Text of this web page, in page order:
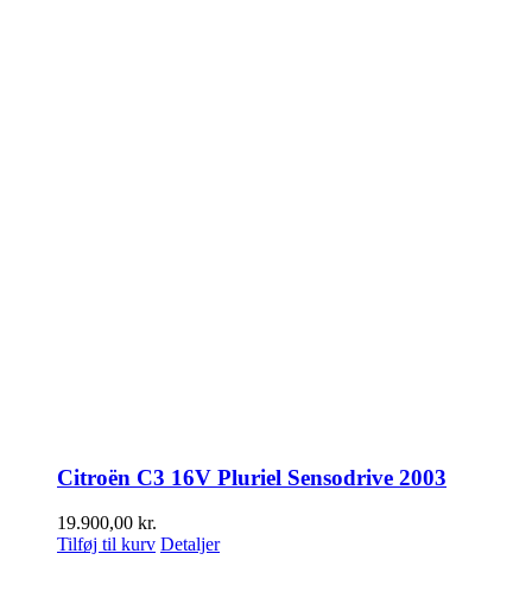
Citroën C3 16V Pluriel Sensodrive 2003
19.900,00 kr.
Tilføj til kurv Detaljer